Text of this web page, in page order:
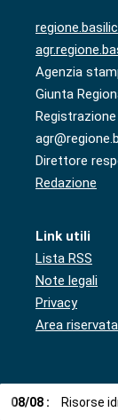
Agenzia
Giunta
Direttore
Redazione
Link utili
Lista RSS
Note legali
Privacy
Area riservata
08/08 : Risorse